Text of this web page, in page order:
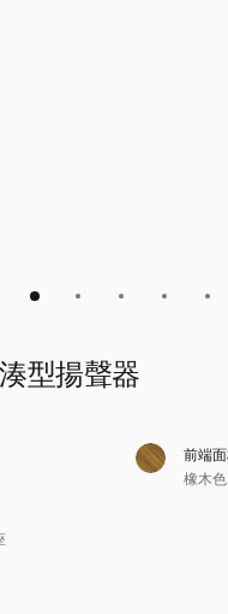
型揚聲器
前端
橡木色